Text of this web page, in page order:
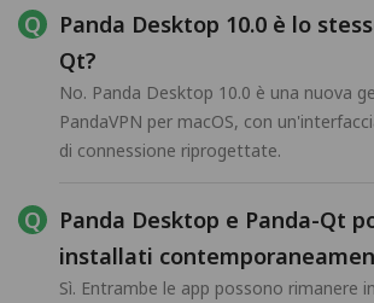
Panda Desktop 10.0 è lo
Qt?
No. Panda Desktop 10.0 è una nuova
PandaVPN per macOS, con
di connessione riprogettate.
Panda Desktop e Panda-Qt
installati
Sì. Entrambe le app possono rimanere